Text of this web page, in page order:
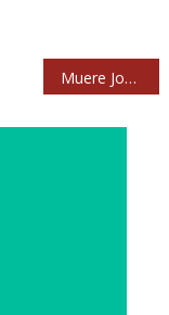
Muere José Padilla, creador del Café del Mar y el sonido chill out